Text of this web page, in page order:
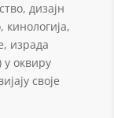
дизајн
израда
оквиру
своје